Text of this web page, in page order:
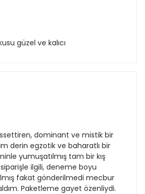
güzel ve kalıcı
dominant ve mistik bir
derin egzotik ve baharatlı bir
yumuşatılmış tam bir kış
ilgili, deneme boyu
fakat gönderilmedi mecbur
Paketleme gayet özenliydi.